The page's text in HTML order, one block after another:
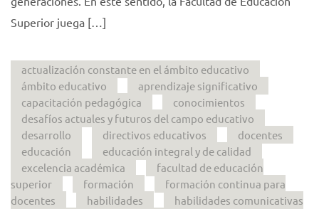
Superior juega […]
actualización constante en el ámbito educativo
ámbito educativo
aprendizaje significativo
capacitación pedagógica
conocimientos
desafíos actuales y futuros del campo educativo
desarrollo
directivos educativos
docentes
educación
educación integral y de calidad
excelencia académica
facultad de educación
superior
formación
formación continua para
docentes
habilidades
habilidades comunicativas